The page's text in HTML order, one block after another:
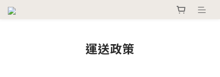
運送政策